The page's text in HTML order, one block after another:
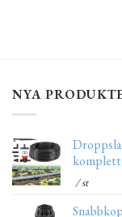
NYA
/ st